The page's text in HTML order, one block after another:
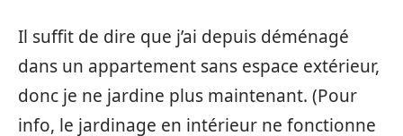
Il suffit de dire que j’ai depuis déménagé
dans un appartement sans espace extérieur,
donc je ne jardine plus maintenant. (Pour
info, le jardinage en intérieur ne fonctionne